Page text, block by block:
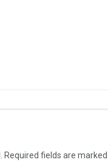
Required fields are marked